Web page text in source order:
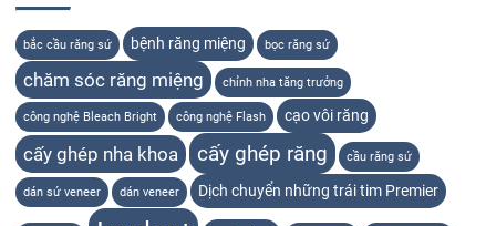
bắc cầu răng sứ bệnh răng miệng bọc răng sứ
chăm sóc răng miệng chỉnh nha tăng trưởng
công nghệ Bleach Bright công nghệ Flash cạo vôi răng
cấy ghép nha khoa cấy ghép răng cầu răng sứ
dán sứ veneer dán veneer Dịch chuyển những trái tim Premier